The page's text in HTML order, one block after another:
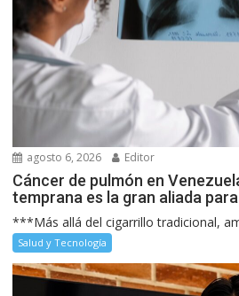
agosto 6, 2026 Editor
Cáncer de pulmón en
temprana es la gran aliada
***Más allá del cigarrillo tradicional,
Salud y Tecnología